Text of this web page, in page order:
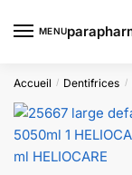
MENU
Accueil / Dentifrices /